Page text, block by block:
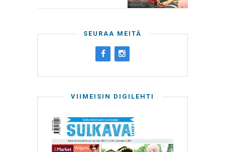
SEURAA MEITÄ
VIIMEISIN DIGILEHTI